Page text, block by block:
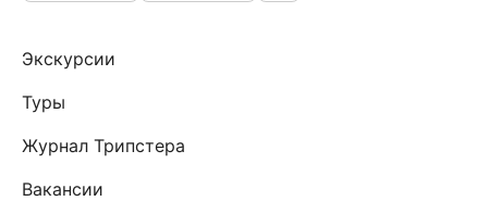
Экскурсии
Туры
Журнал Трипстера
Вакансии